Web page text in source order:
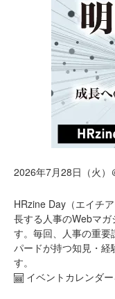
2026年7月28日（火）
HRzine Day（エイチ
長する人事のWebマ
す。毎回、人事の重要
パードが持つ知見・経
す。
イベントカレンダ